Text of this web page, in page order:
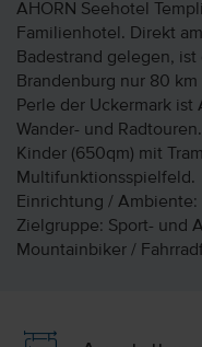
AHORN Seehotel
Familienhotel. Direkt
Badestrand gelegen,
Brandenburg nur 80
Perle der Uckermark
Wander- und
Kinder (650qm) mit
Multifunktionsspielfeld.
Einrichtung /
Zielgruppe: Sport- und
Mountainbiker /